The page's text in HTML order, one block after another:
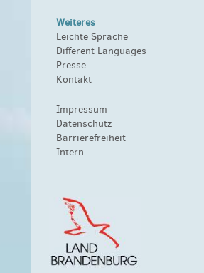
Weiteres
Leichte Sprache
Different Languages
Presse
Kontakt
Impressum
Datenschutz
Barrierefreiheit
Intern